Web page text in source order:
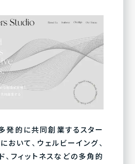
発的に共同創業するスター
おいて、ウェルビーイング、
、フィットネスなどの多角的